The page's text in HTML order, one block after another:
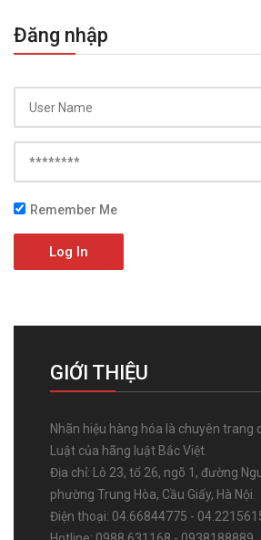
Đăng nhập
Remember Me
Log In
GIỚI THIỆU
Nhãn hiệu hàng hóa là chuyên trang
Luật của hãng luật Bắc Việt.
Địa chỉ: Lô 23, tổ 26, ngõ 1, đường
phường Trung Hòa, Cầu Giấy, Hà Nội.
Điện thoại: 04.66844775 -